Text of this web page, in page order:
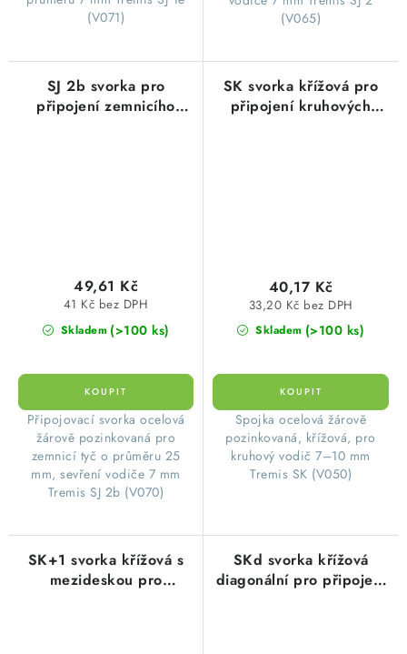
(V071)
(V065)
SJ 2b svorka pro
připojení zemnicího
Skladem (>100 ks)
41 Kč bez DPH
49,61 Kč
Připojovací svorka ocelová
žárově pozinkovaná pro
zemnicí tyč o průměru 25
mm, sevření vodiče 7 mm
Tremis SJ 2b (V070)
SK svorka křížová pro
připojení kruhových
Skladem (>100 ks)
33,20 Kč bez DPH
40,17 Kč
Spojka ocelová žárově
pozinkovaná, křížová, pro
kruhový vodič 7–10 mm
Tremis SK (V050)
SK+1 svorka křížová s
mezideskou pro
SKd svorka křížová
diagonální pro připojení